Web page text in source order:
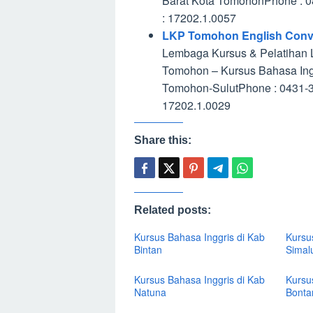
: 17202.1.0057
LKP Tomohon English
Lembaga Kursus &
Tomohon – Kursus Bahasa
Tomohon-SulutPhone :
17202.1.0029
Share this:
Related posts:
Kursus Bahasa Inggris di Kab
Bintan
Kursus Bahasa Inggris di Kab
Natuna